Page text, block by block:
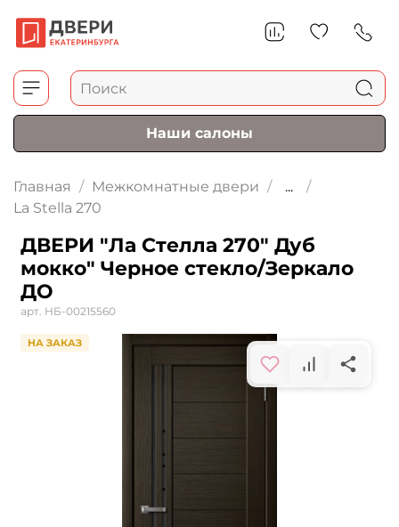
Наши салоны
Главная Межкомнатные двери
...
La Stella 270
ДВЕРИ "Ла Стелла 270" Дуб
мокко" Черное стекло/Зеркало
ДО
арт. НБ-00215560
НА ЗАКАЗ